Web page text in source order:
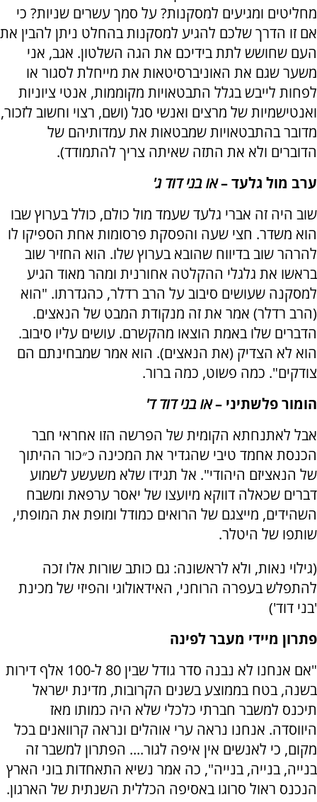
מחליטים ומגיעים למסקנות? על סמך עשרים שניות? כי
אם זו הדרך שלכם להגיע למסקנות בהחלט ניתן להבין את
העם שחושש לתת בידיכם את הגה השלטון. אגב, אני
משער שגם את האוניברסיטאות את מייחלת לסגור או
לפחות לייבש בגלל התבטאויות מקוממות, אנטי ציוניות
ואנטישמיות של מרצים ואנשי סגל (ושם, רצוי וחשוב לזכור,
מדובר בהתבטאויות שמבטאות את עמדותיהם של
הדוברים ולא את התזה שאיתה צריך להתמודד).
ערב מול גלעד –או בני דוד ג'
שוב היה זה אברי גלעד שעמד מול כולם, כולל בערוץ שבו
הוא משדר. חצי שעה והפסקת פרסומות אחת הספיקו לו
להרהר שוב בדיווח שהובא בערוץ שלו. הוא החזיר שוב
בראשו את גלגלי ההקלטה אחורנית ומהר מאוד הגיע
למסקנה שעושים סיבוב על הרב רדלר, כהגדרתו. "הוא
(הרב רדלר) אמר את זה מנקודת המבט של הנאצים.
הדברים שלו באמת הוצאו מהקשרם. עושים עליו סיבוב.
הוא לא הצדיק (את הנאצים). הוא אמר שמבחינתם הם
צודקים". כמה פשוט, כמה ברור.
הומור פלשתיני –או בני דוד ד'
אבל לאתנחתא הקומית של הפרשה הזו אחראי חבר
הכנסת אחמד טיבי שהגדיר את המכינה כ״כור ההיתוך
של הנאציזם היהודי". אל תגידו שלא משעשע לשמוע
דברים שכאלה דווקא מיועצו של יאסר ערפאת ומשבח
השהידים, מייצגם של הרואים כמודל ומופת את המופתי,
שותפו של היטלר.
(גילוי נאות, ולא לראשונה: גם כותב שורות אלו זכה
להתפלש בעפרה הרוחני, האידאולוגי והפיזי של מכינת
'בני דוד')
פתרון מיידי מעבר לפינה
"אם אנחנו לא נבנה סדר גודל שבין 80 ל-100 אלף דירות
בשנה, בטח בממוצע בשנים הקרובות, מדינת ישראל
תיכנס למשבר חברתי כלכלי שלא היה כמותו מאז
היווסדה. אנחנו נראה ערי אוהלים ונראה קרוואנים בכל
מקום, כי לאנשים אין איפה לגור.... הפתרון למשבר זה
בנייה, בנייה, בנייה", כה אמר נשיא התאחדות בוני הארץ
הנכנס ראול סרוגו באסיפה הכללית השנתית של הארגון.